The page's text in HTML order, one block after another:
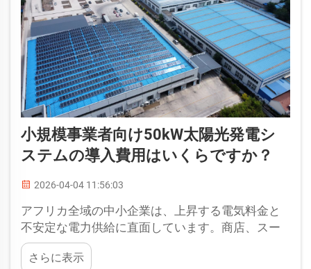
小規模事業者向け50kW太陽光発電シ
ステムの導入費用はいくらですか？
2026-04-04 11:56:03
アフリカ全域の中小企業は、上昇する電気料金と
不安定な電力供給に直面しています。商店、スー
パーマーケット、オフィスなど、業種を問わず、
停電は日常業務に直接的な影響を及ぼします。
さらに表示